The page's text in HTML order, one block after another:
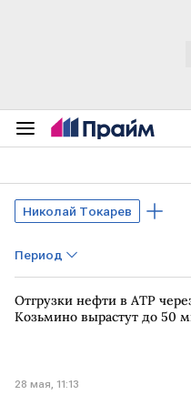
Николай Токарев
Период
Отгрузки нефти в АТР
Козьмино вырастут до 50
28 мая, 11:13